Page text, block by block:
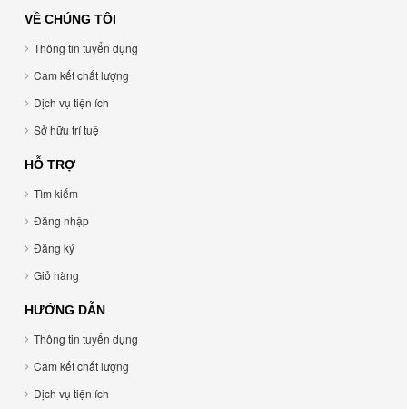
VỀ CHÚNG TÔI
Thông tin tuyển dụng
Cam kết chất lượng
Dịch vụ tiện ích
Sở hữu trí tuệ
HỖ TRỢ
Tìm kiếm
Đăng nhập
Đăng ký
Giỏ hàng
HƯỚNG DẪN
Thông tin tuyển dụng
Cam kết chất lượng
Dịch vụ tiện ích